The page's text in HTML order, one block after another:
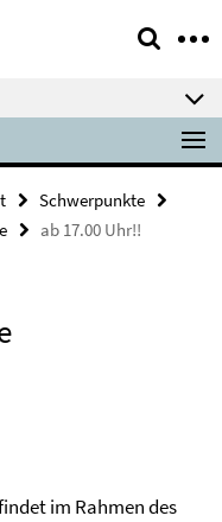
Schwerpunkte
ab 17.00 Uhr!!
im Rahmen des